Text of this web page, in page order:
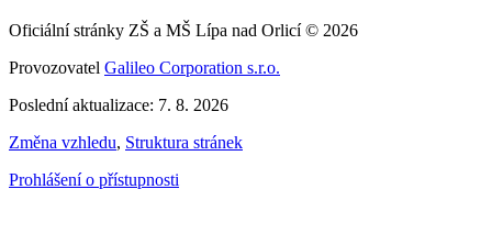
Oficiální stránky ZŠ a MŠ Lípa nad Orlicí © 2026
Provozovatel Galileo Corporation s.r.o.
Poslední aktualizace: 7. 8. 2026
Změna vzhledu, Struktura stránek
Prohlášení o přístupnosti